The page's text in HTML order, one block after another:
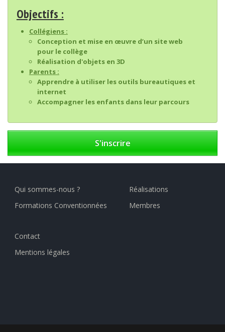
Objectifs :
Collégiens :
Conception et mise en œuvre d’un site web
pour le collège
Réalisation d'objets en 3D
Parents :
Apprendre à utiliser les outils bureautiques et
internet
Accompagner les enfants dans leur parcours
S'inscrire
Qui sommes-nous ?
Formations Conventionnées
Réalisations
Membres
Contact
Mentions légales